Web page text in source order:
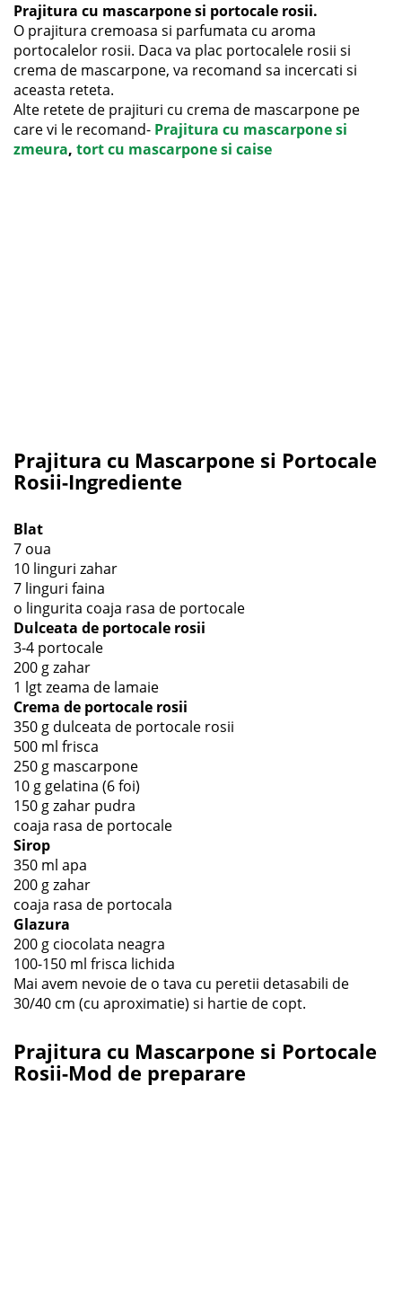
Prajitura cu mascarpone si portocale rosii.
O prajitura cremoasa si parfumata cu aroma
portocalelor rosii. Daca va plac portocalele rosii si
crema de mascarpone, va recomand sa incercati si
aceasta reteta.
Alte retete de prajituri cu crema de mascarpone pe
care vi le recomand- Prajitura cu mascarpone si
zmeura, tort cu mascarpone si caise
Prajitura cu Mascarpone si Portocale
Rosii-Ingrediente
Blat
7 oua
10 linguri zahar
7 linguri faina
o lingurita coaja rasa de portocale
Dulceata de portocale rosii
3-4 portocale
200 g zahar
1 lgt zeama de lamaie
Crema de portocale rosii
350 g dulceata de portocale rosii
500 ml frisca
250 g mascarpone
10 g gelatina (6 foi)
150 g zahar pudra
coaja rasa de portocale
Sirop
350 ml apa
200 g zahar
coaja rasa de portocala
Glazura
200 g ciocolata neagra
100-150 ml frisca lichida
Mai avem nevoie de o tava cu peretii detasabili de
30/40 cm (cu aproximatie) si hartie de copt.
Prajitura cu Mascarpone si Portocale
Rosii-Mod de preparare